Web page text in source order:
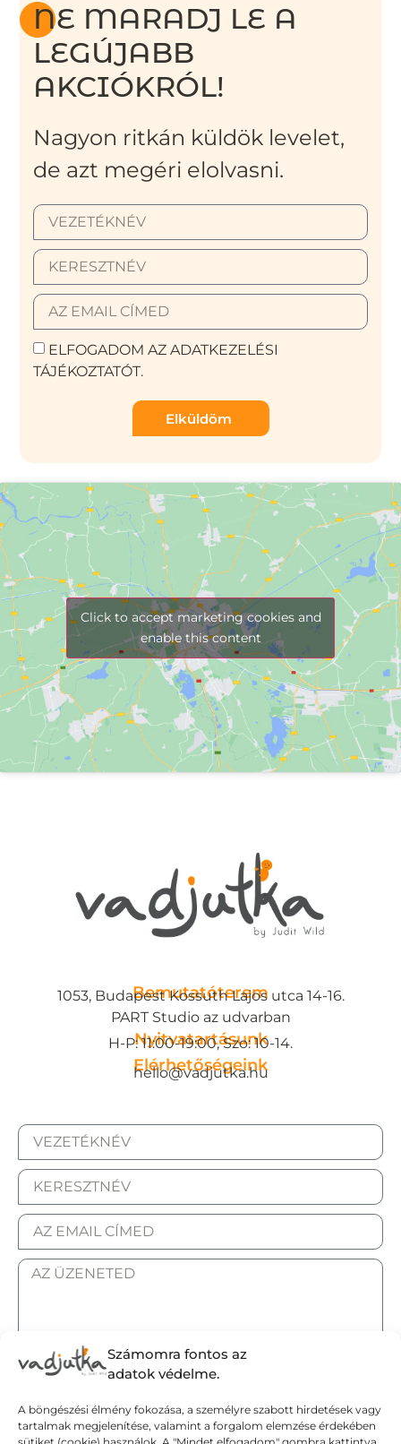
Számomra fontos az
adatok védelme.
A böngészési élmény fokozása, a személyre szabott hirdetések vagy
tartalmak megjelenítése, valamint a forgalom elemzése érdekében
NE MARADJ LE A
LEGÚJABB
AKCIÓKRÓL!
Nagyon ritkán küldök levelet,
de azt megéri elolvasni.
ELFOGADOM AZ ADATKEZELÉSI
TÁJÉKOZTATÓT.
Elküldöm
Click to accept marketing cookies and
enable this content
Bemutatóterem
1053, Budapest Kossuth Lajos utca 14-16.
PART Studio az udvarban
Nyitvatartásunk
H-P: 11:00-19:00, Szo: 10-14.
Elérhetőségeink
hello@vadjutka.hu
ELFOGADOM AZ ADATKEZELÉSI TÁJÉKOZTATÓT.
Elküldöm